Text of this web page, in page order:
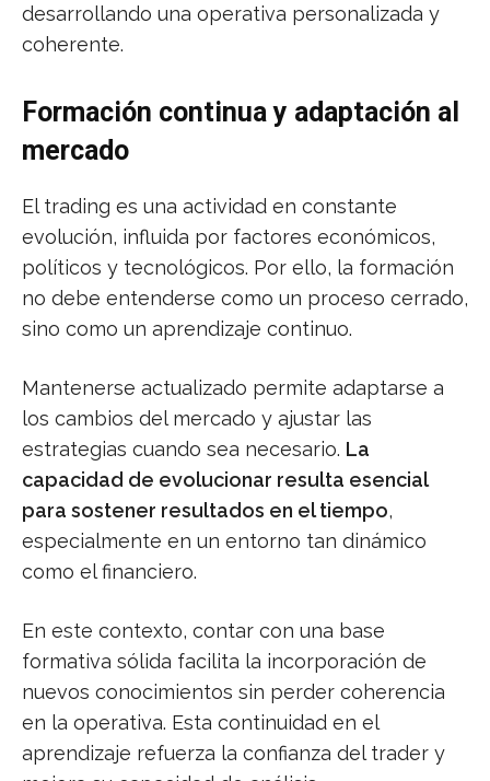
desarrollando una operativa personalizada y
coherente.
Formación continua y adaptación al
mercado
El trading es una actividad en constante
evolución, influida por factores económicos,
políticos y tecnológicos. Por ello, la formación
no debe entenderse como un proceso cerrado,
sino como un aprendizaje continuo.
Mantenerse actualizado permite adaptarse a
los cambios del mercado y ajustar las
estrategias cuando sea necesario. La
capacidad de evolucionar resulta esencial
para sostener resultados en el tiempo,
especialmente en un entorno tan dinámico
como el financiero.
En este contexto, contar con una base
formativa sólida facilita la incorporación de
nuevos conocimientos sin perder coherencia
en la operativa. Esta continuidad en el
aprendizaje refuerza la confianza del trader y